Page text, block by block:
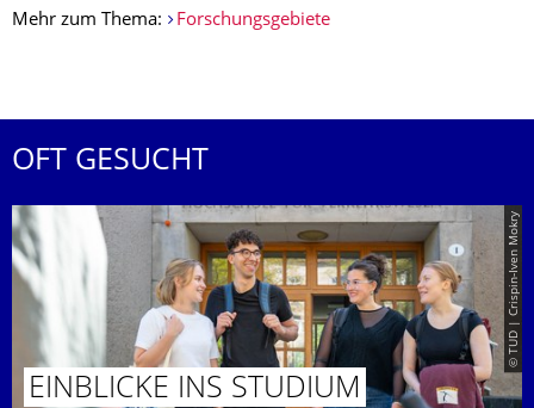
Mehr zum Thema: Forschungsgebiete
OFT GESUCHT
© TUD | Crispin-Iven Mokry
EINBLICKE INS STUDIUM